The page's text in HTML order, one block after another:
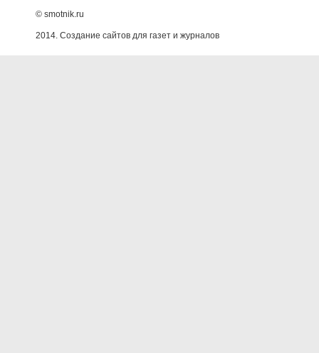
© smotnik.ru
2014. Создание сайтов для газет и журналов